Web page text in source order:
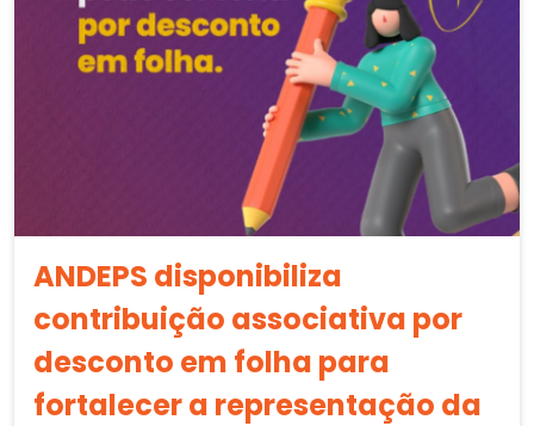
ANDEPS disponibiliza
contribuição associativa por
desconto em folha para
fortalecer a representação da